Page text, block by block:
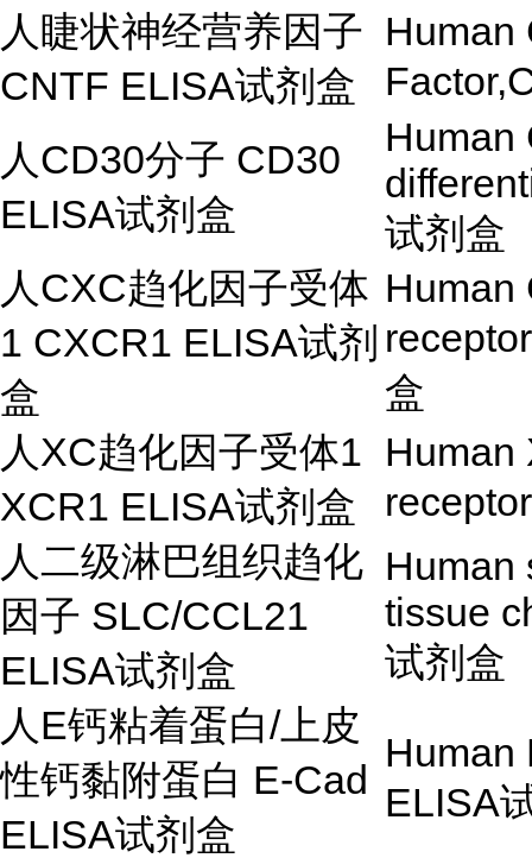
人睫状神经营养因子
CNTF ELISA试剂盒
Human
人CD30分子 CD30
ELISA试剂盒
Human
试剂盒
人CXC趋化因子受体
1 CXCR1 ELISA试剂
盒
Human
盒
人XC趋化因子受体1
XCR1 ELISA试剂盒
Human
人二级淋巴组织趋化
因子 SLC/CCL21
ELISA试剂盒
Human
tissue
试剂盒
人 E钙粘着蛋白/上皮
性钙黏附蛋白 E-Cad
ELISA试剂盒
Human
ELISA